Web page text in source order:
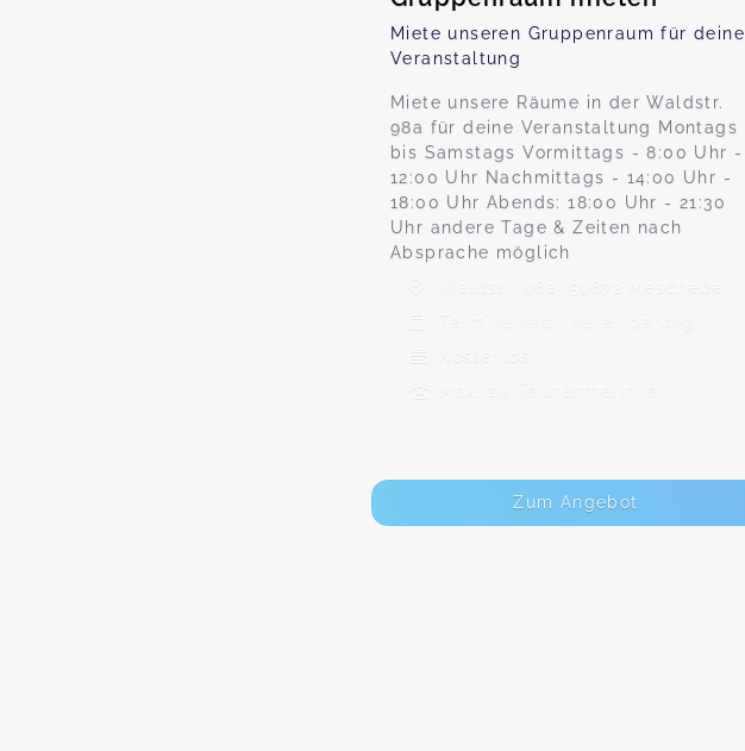
Miete unseren Gruppenraum für deine
Veranstaltung
Miete unsere Räume in der Waldstr.
98a für deine Veranstaltung Montags
bis Samstags Vormittags - 8:00 Uhr -
12:00 Uhr Nachmittags - 14:00 Uhr -
18:00 Uhr Abends: 18:00 Uhr - 21:30
Uhr andere Tage & Zeiten nach
Absprache möglich
Waldstr. 98a, 59872 Meschede
Termine nach Vereinbarung
Max. 20 TeilnehmerInnen
Zum Angebot